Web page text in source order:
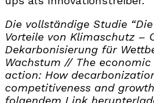
Die vollständige Studie
Vorteile von Klimaschutz –
Dekarbonisierung für
Wachstum // The
action: How
competitiveness and
folgendem Link